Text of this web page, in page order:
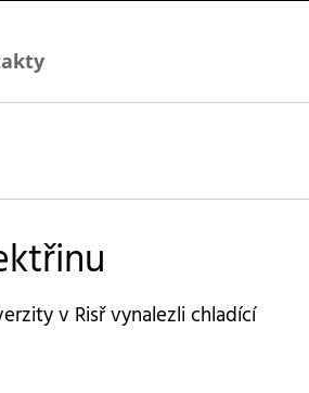
v Risř vynalezli chladící